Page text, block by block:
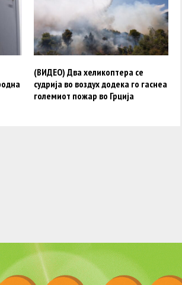
(ВИДЕО) Два хеликоптера се
судрија во воздух додека го гаснеа
големиот пожар во Грција